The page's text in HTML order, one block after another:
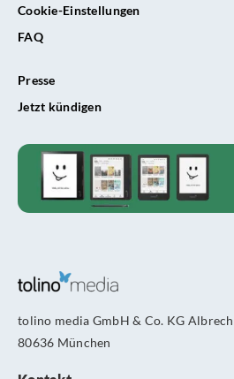
Cookie-Einstellungen
FAQ
Presse
Jetzt kündigen
tolino media GmbH & Co. KG
80636 München